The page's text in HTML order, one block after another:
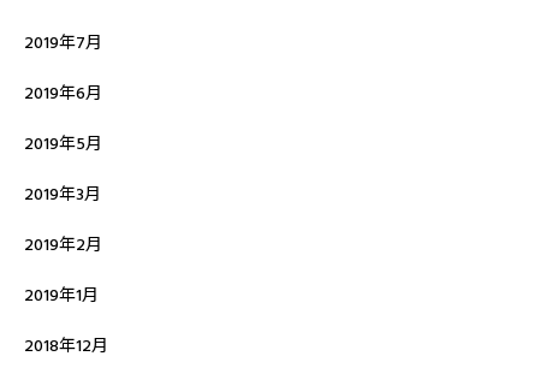
2019年7月
2019年6月
2019年5月
2019年3月
2019年2月
2019年1月
2018年12月